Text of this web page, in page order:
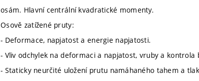
osám. Hlavní centrální kvadratické momenty.
Osově zatížené pruty:
- Deformace, napjatost a energie napjatosti.
- Vliv odchylek na deformaci a napjatost, vruby a kontrola
- Staticky neurčité uložení prutu namáhaného tahem a